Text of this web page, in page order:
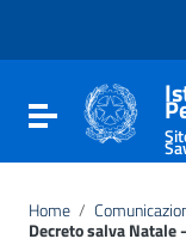
Vai al footer
Attiva / disattiva
Home /
Decreto salva Natale